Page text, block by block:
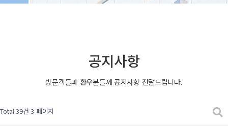
공지사항
방문객들과 환우분들께 공지사항 전달드립니다.
Total 39건 3 페이지